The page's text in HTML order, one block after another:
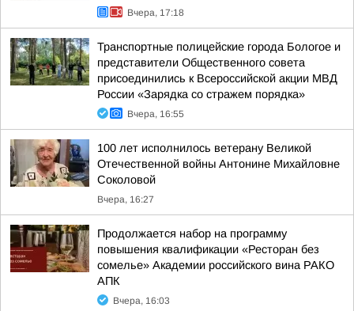
Вчера, 17:18
Транспортные полицейские города Бологое и
представители Общественного совета
присоединились к Всероссийской акции МВД
России «Зарядка со стражем порядка»
Вчера, 16:55
100 лет исполнилось ветерану Великой
Отечественной войны Антонине Михайловне
Соколовой
Вчера, 16:27
Продолжается набор на программу
повышения квалификации «Ресторан без
сомелье» Академии российского вина РАКО
АПК
Вчера, 16:03